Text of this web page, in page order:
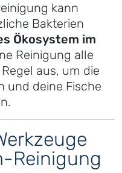
kann
Bakterien
Ökosystem im
Reinigung alle
aus, um die
und deine Fische
Reinigung